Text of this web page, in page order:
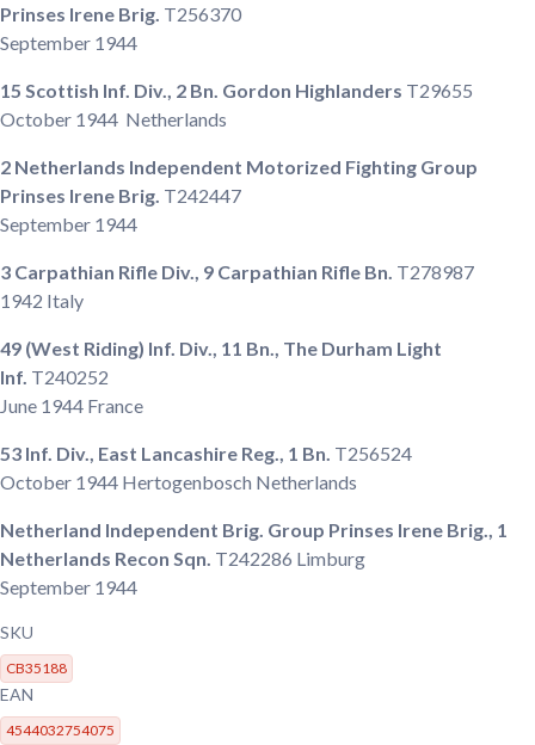
Prinses Irene Brig. T256370
September 1944
15 Scottish Inf. Div., 2 Bn. Gordon Highlanders T29655
October 1944 Netherlands
2 Netherlands Independent Motorized Fighting Group
Prinses Irene Brig. T242447
September 1944
3 Carpathian Rifle Div., 9 Carpathian Rifle Bn. T278987
1942 Italy
49 (West Riding) Inf. Div., 11 Bn., The Durham Light
Inf. T240252
June 1944 France
53 Inf. Div., East Lancashire Reg., 1 Bn. T256524
October 1944 Hertogenbosch Netherlands
Netherland Independent Brig. Group Prinses Irene Brig., 1
Netherlands Recon Sqn. T242286 Limburg
September 1944
SKU
CB35188
EAN
4544032754075